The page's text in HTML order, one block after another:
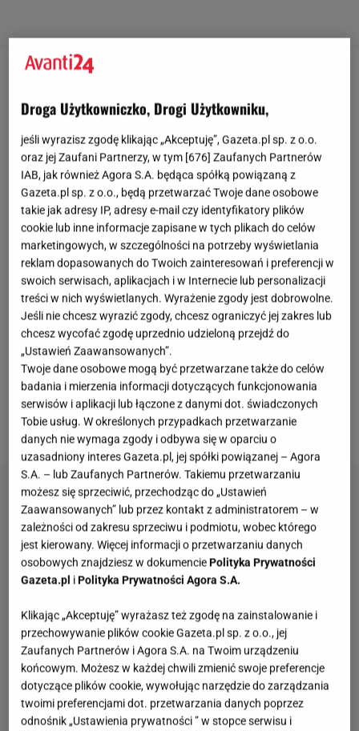
wyprzedaży i uzupełnić swoją garderobę w ciepłą
kurtkę puchową. W poszukiwaniu przecenionych
modeli zajrzałyśmy do znanego sklepu
internetowego Goodlookin. Zwróciłyśmy uwagę
przede wszystkim na pikowane płaszcze, które
cieszą się ogromną popularnością co sezon.
Są ciepłe, zapewniają komfort w każdych
warunkach pogodowych i doskonale wpisują się w
eleganckie stylizacje. Jaki kolor wybrać? Warto
postawić na model w uniwersalnym kolorze (np.
czarnym lub granatowym), który posłuży przez wiele
lat. Sprawdź, co znalazło się w naszym zestawieniu i
wybierz coś dla siebie!
Droga Użytkowniczko, Drogi Użytkowniku,
jeśli wyrazisz zgodę klikając „Akceptuję”, Gazeta.pl sp. z o.o.
oraz jej Zaufani Partnerzy, w tym [676] Zaufanych Partnerów
IAB, jak również Agora S.A. będąca spółką powiązaną z
Gazeta.pl sp. z o.o., będą przetwarzać Twoje dane osobowe
takie jak adresy IP, adresy e-mail czy identyfikatory plików
cookie lub inne informacje zapisane w tych plikach do celów
marketingowych, w szczególności na potrzeby wyświetlania
reklam dopasowanych do Twoich zainteresowań i preferencji w
swoich serwisach, aplikacjach i w Internecie lub personalizacji
treści w nich wyświetlanych. Wyrażenie zgody jest dobrowolne.
Jeśli nie chcesz wyrazić zgody, chcesz ograniczyć jej zakres lub
chcesz wycofać zgodę uprzednio udzieloną przejdź do
„Ustawień Zaawansowanych”.
Twoje dane osobowe mogą być przetwarzane także do celów
badania i mierzenia informacji dotyczących funkcjonowania
serwisów i aplikacji lub łączone z danymi dot. świadczonych
Tobie usług. W określonych przypadkach przetwarzanie
danych nie wymaga zgody i odbywa się w oparciu o
uzasadniony interes Gazeta.pl, jej spółki powiązanej – Agora
S.A. – lub Zaufanych Partnerów. Takiemu przetwarzaniu
możesz się sprzeciwić, przechodząc do „Ustawień
Zaawansowanych” lub przez kontakt z administratorem – w
zależności od zakresu sprzeciwu i podmiotu, wobec którego
jest kierowany. Więcej informacji o przetwarzaniu danych
osobowych znajdziesz w dokumenciePolityka Prywatności
Gazeta.pl iPolityka Prywatności Agora S.A.
Klikając „Akceptuję” wyrażasz też zgodę na zainstalowanie i
przechowywanie plików cookie Gazeta.pl sp. z o.o., jej
Zaufanych Partnerów i Agora S.A. na Twoim urządzeniu
końcowym. Możesz w każdej chwili zmienić swoje preferencje
dotyczące plików cookie, wywołując narzędzie do zarządzania
twoimi preferencjami dot. przetwarzania danych poprzez
odnośnik „Ustawienia prywatności ” w stopce serwisu i